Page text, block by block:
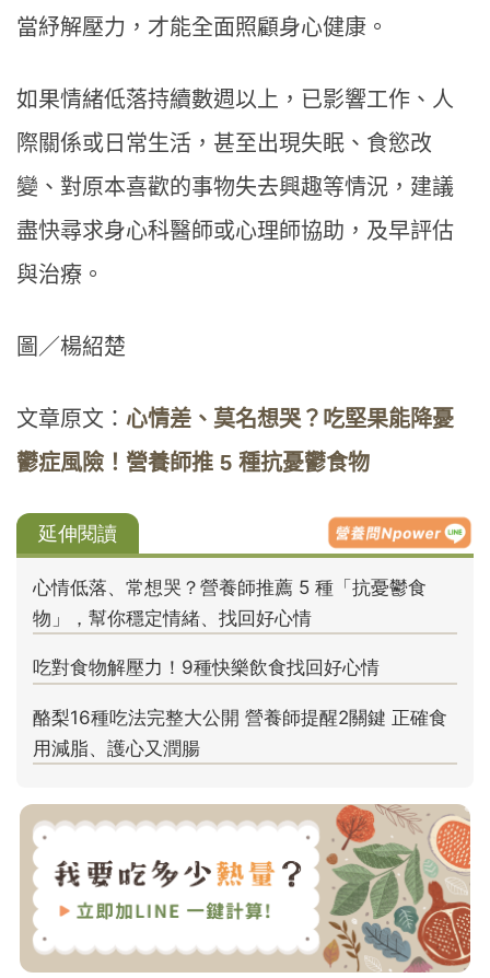
當紓解壓力，才能全面照顧身心健康。
如果情緒低落持續數週以上，已影響工作、人
際關係或日常生活，甚至出現失眠、食慾改
變、對原本喜歡的事物失去興趣等情況，建議
盡快尋求身心科醫師或心理師協助，及早評估
與治療。
圖／楊紹楚
文章原文： 心情差、莫名想哭？吃堅果能降憂
鬱症風險！營養師推 5 種抗憂鬱食物